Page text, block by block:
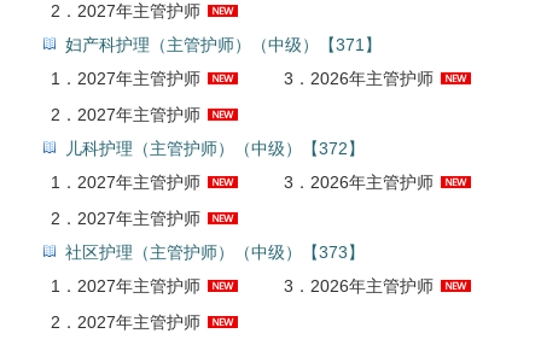
2． 2027年主管护师（外科护理学）考试题库【历年真题＋章节题库＋模拟试题】AI讲解
妇产科护理（主管护师）（中级）【371】
1． 2027年主管护师（妇产科护理学）考试全套资料【考点手册＋历年真题＋题库】 3． 2026年主管护师（妇产科护理学）考试考点手册AI讲解
2． 2027年主管护师（妇产科护理学）考试题库【历年真题＋章节题库＋模拟试题】AI讲解
儿科护理（主管护师）（中级）【372】
1． 2027年主管护师（儿科护理学）考试全套资料【考点手册＋历年真题＋题库】 3． 2026年主管护师（儿科护理学）考试考点手册AI讲解
2． 2027年主管护师（儿科护理学）考试题库【历年真题＋章节题库＋模拟试题】AI讲解
社区护理（主管护师）（中级）【373】
1． 2027年主管护师（社区护理学）考试全套资料【考点手册＋历年真题＋题库】 3． 2026年主管护师（社区护理学）考试考点手册AI讲解
2． 2027年主管护师（社区护理学）考试题库【历年真题＋章节题库＋模拟试题】AI讲解